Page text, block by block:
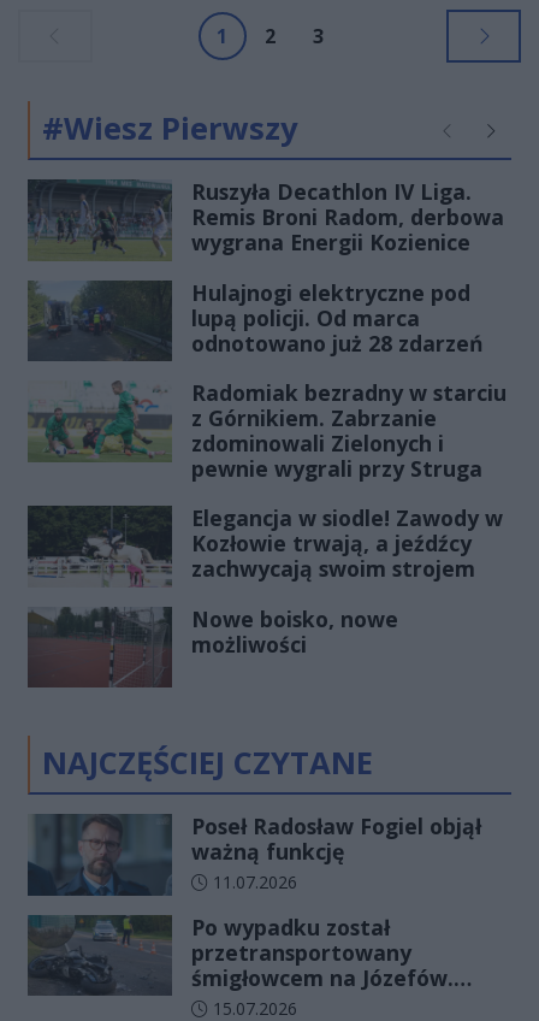
1 2 3
#Wiesz Pierwszy Poprzednie
Ruszyła Decathlon IV Liga.
Remis Broni Radom, derbowa
wygrana Energii Kozienice
Hulajnogi elektryczne pod
lupą policji. Od marca
odnotowano już 28 zdarzeń
Radomiak bezradny w starciu
z Górnikiem. Zabrzanie
zdominowali Zielonych i
pewnie wygrali przy Struga
Elegancja w siodle! Zawody w
Kozłowie trwają, a jeźdźcy
zachwycają swoim strojem
Nowe boisko, nowe
możliwości
NAJCZĘŚCIEJ CZYTANE
Poseł Radosław Fogiel objął
ważną funkcję
Data dodania artykułu:
11.07.2026
Po wypadku został
przetransportowany
śmigłowcem na Józefów.
Historia mrozi krew w żyłach
Data dodania artykułu:
15.07.2026